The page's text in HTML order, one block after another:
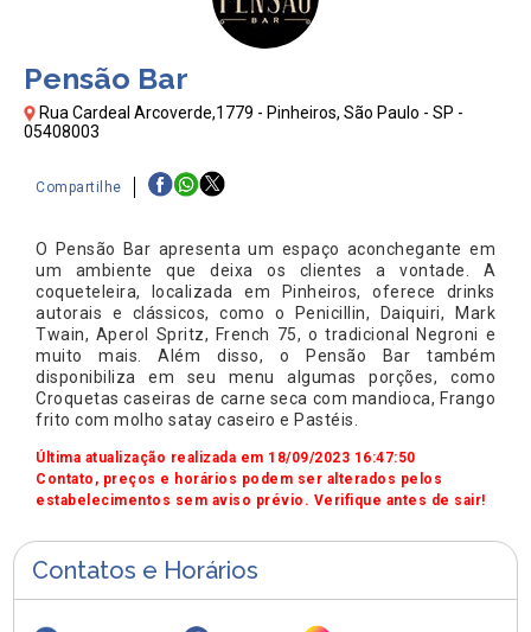
Pensão Bar
Rua Cardeal Arcoverde,1779 - Pinheiros, São Paulo - SP -
05408003
Compartilhe
O Pensão Bar apresenta um espaço aconchegante em
um ambiente que deixa os clientes a vontade. A
coqueteleira, localizada em Pinheiros, oferece drinks
autorais e clássicos, como o Penicillin, Daiquiri, Mark
Twain, Aperol Spritz, French 75, o tradicional Negroni e
muito mais. Além disso, o Pensão Bar também
disponibiliza em seu menu algumas porções, como
Croquetas caseiras de carne seca com mandioca, Frango
frito com molho satay caseiro e Pastéis.
Última atualização realizada em 18/09/2023 16:47:50
Contato, preços e horários podem ser alterados pelos
estabelecimentos sem aviso prévio. Verifique antes de sair!
Contatos e Horários